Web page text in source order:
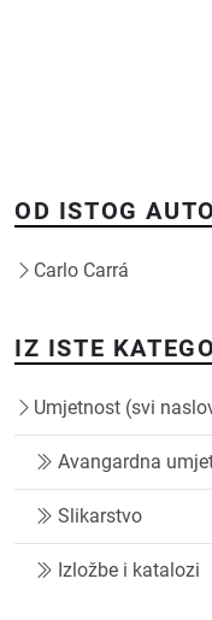
OD ISTOG
Carlo Carrá
IZ ISTE
Umjetnost (svi
Avangardna
Slikarstvo
Izložbe i katalozi